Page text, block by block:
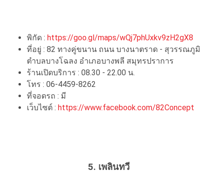
พิกัด : https://goo.gl/maps/wQj7phUxkv9zH2gX8
ที่อยู่ : 82 ทางคู่ขนาน ถนน บางนาตราด - สุวรรณภูมิ
ตำบลบางโฉลง อำเภอบางพลี สมุทรปราการ
ร้านเปิดบริการ : 08.30 - 22.00 น.
โทร : 06-4459-8262
ที่จอดรถ : มี
เว็บไซต์ : https://www.facebook.com/82Concept
5. เพลินทวี